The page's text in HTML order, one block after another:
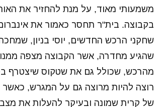
משמעותי מאוד, על מנת להחזיר את
בקבוצה. בית"ר תחסר כאמור את
שחקני הרכש החדשים, יוסי בניון,
שהגיע מחדרה, אשר הקבוצה מצפה ממנו
מהרכש, שכולל גם את שטקוס שיצטרף
רוצה להיות מרוצה גם על המגרש, כאשר
של קרית שמונה ובעיקר להעלות את מצב